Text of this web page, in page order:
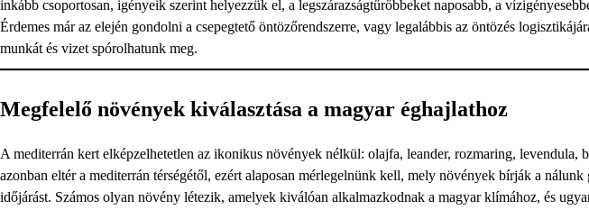
inkább csoportosan, igényeik szerint helyezzük el, a legszárazságtűrőbbeket naposabb, a
Érdemes már az elején gondolni a csepegtető öntözőrendszerre, vagy legalábbis az öntözés
munkát és vizet spórolhatunk meg.
Megfelelő növények kiválasztása a magyar éghajlathoz
A mediterrán kert elképzelhetetlen az ikonikus növények nélkül: olajfa, leander, rozmaring, levendula,
azonban eltér a mediterrán térségétől, ezért alaposan mérlegelnünk kell, mely növények bírják a
időjárást. Számos olyan növény létezik, amelyek kiválóan alkalmazkodnak a magyar klímához, és